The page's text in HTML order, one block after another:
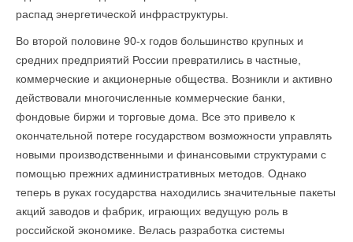
распад энергетической инфраструктуры.
Во второй половине 90-х годов большинство крупных и
средних предприятий России превратились в частные,
коммерческие и акционерные общества. Возникли и активно
действовали многочисленные коммерческие банки,
фондовые биржи и торговые дома. Все это привело к
окончательной потере государством возможности управлять
новыми производственными и финансовыми структурами с
помощью прежних административных методов. Однако
теперь в руках государства находились значительные пакеты
акций заводов и фабрик, играющих ведущую роль в
российской экономике. Велась разработка системы